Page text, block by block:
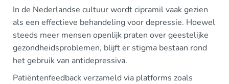
In de Nederlandse cultuur wordt cipramil vaak gezien
als een effectieve behandeling voor depressie. Hoewel
steeds meer mensen openlijk praten over geestelijke
gezondheidsproblemen, blijft er stigma bestaan rond
het gebruik van antidepressiva.
Patiëntenfeedback verzameld via platforms zoals